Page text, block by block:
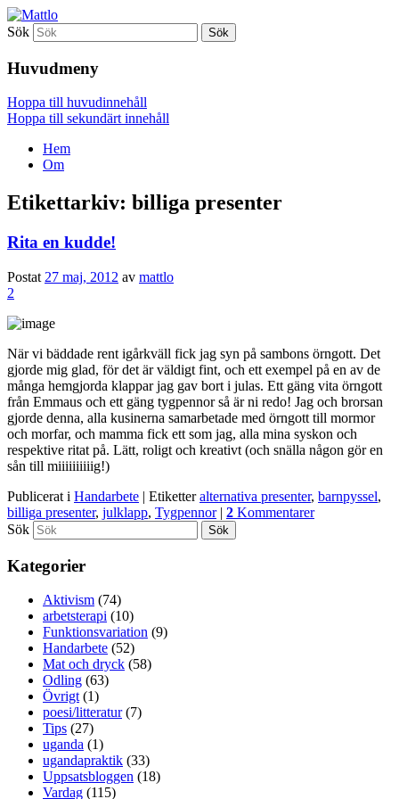
Mattlo
Sök
Huvudmeny
Hoppa till huvudinnehåll
Hoppa till sekundärt innehåll
Hem
Om
Etikettarkiv: billiga presenter
Rita en kudde!
Postat 27 maj, 2012 av mattlo
2
När vi bäddade rent igårkväll fick jag syn på sambons örngott. Det
gjorde mig glad, för det är väldigt fint, och ett exempel på en av de
många hemgjorda klappar jag gav bort i julas. Ett gäng vita örngott
från Emmaus och ett gäng tygpennor så är ni redo! Jag och brorsan
gjorde denna, alla kusinerna samarbetade med örngott till mormor
och morfar, och mamma fick ett som jag, alla mina syskon och
respektive ritat på. Lätt, roligt och kreativt (och snälla någon gör en
sån till miiiiiiiiiig!)
Publicerat i Handarbete | Etiketter alternativa presenter, barnpyssel,
billiga presenter, julklapp, Tygpennor | 2 Kommentarer
Sök
Kategorier
Aktivism (74)
arbetsterapi (10)
Funktionsvariation (9)
Handarbete (52)
Mat och dryck (58)
Odling (63)
Övrigt(1)
poesi/litteratur(7)
Tips (27)
uganda (1)
ugandapraktik (33)
Uppsatsbloggen (18)
Vardag (115)